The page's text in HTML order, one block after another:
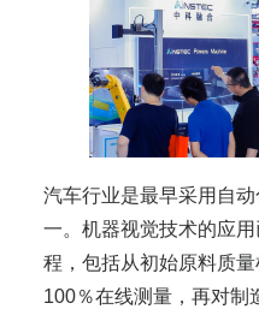
汽车行业是最早采用自
一。机器视觉技术的应
程，包括从初始原料质
100％在线测量，再对制